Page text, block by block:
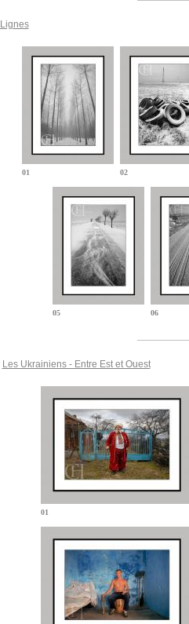
Lignes
01 02
05 06
Les Ukrainiens - Entre Est et Ouest
01